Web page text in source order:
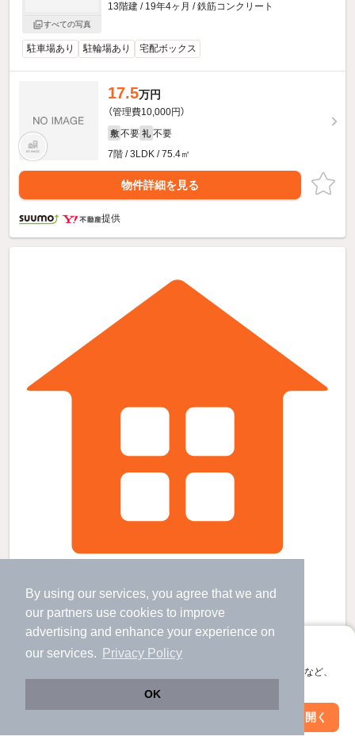
By using our services, you agree that we and
our partners use cookies to improve
advertising and enhance your experience on
our services.
Privacy Policy
OK
アプリに切り替えて、サクサクお部屋探し
会員登録なしですぐ使える。マップ検索やお気に入り保存など、
アプリを開く
すべての写真
13階建 / 19年4ヶ月 / 鉄筋コンクリート
駐車場あり 駐輪場あり 宅配ボックス
17.5万円
（管理費10,000円）
敷 不要 礼 不要
7階 / 3LDK / 75.4㎡
物件詳細を見る
提供
幕張本郷駅 歩20 分 （総武中央線）
京成幕張本郷駅 歩20分 （京成千葉線）
新習志野駅 歩
分 （京葉線）
9.5万円
絞り込み条件を変更